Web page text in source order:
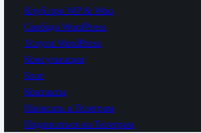
Клуб про WP & Woo
Свобода WordPress
Услуги WordPress
Консультация
Блог
Контакты
Написать в Телеграм
Подписаться на Телеграм